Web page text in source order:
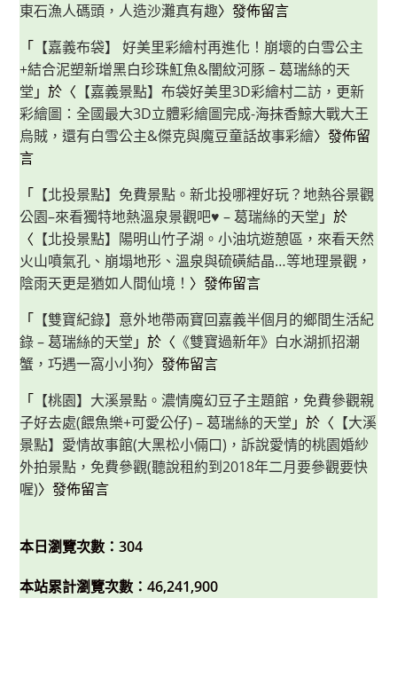
東石漁人碼頭，人造沙灘真有趣〉發佈留言
「 【嘉義布袋】 好美里彩繪村再進化！崩壞的白雪公主
+結合泥塑新增黑白珍珠魟魚&闇紋河豚 – 葛瑞絲的天
堂 」於〈 【嘉義景點】布袋好美里3D彩繪村二訪，更新
彩繪圖：全國最大3D立體彩繪圖完成-海抹香鯨大戰大王
烏賊，還有白雪公主&傑克與魔豆童話故事彩繪〉發佈留
言
「 【北投景點】免費景點。新北投哪裡好玩？地熱谷景觀
公園–來看獨特地熱溫泉景觀吧♥ – 葛瑞絲的天堂 」於
〈 【北投景點】陽明山竹子湖。小油坑遊憩區，來看天然
火山噴氣孔、崩塌地形、溫泉與硫磺結晶…等地理景觀，
陰雨天更是猶如人間仙境！ 〉發佈留言
「 【雙寶紀錄】意外地帶兩寶回嘉義半個月的鄉間生活紀
錄 – 葛瑞絲的天堂 」於〈 《雙寶過新年》白水湖抓招潮
蟹，巧遇一窩小小狗〉發佈留言
「 【桃園】大溪景點。濃情魔幻豆子主題館，免費參觀親
子好去處(餵魚樂+可愛公仔) – 葛瑞絲的天堂 」於〈 【大溪
景點】愛情故事館(大黑松小倆口)，訴說愛情的桃園婚紗
外拍景點，免費參觀(聽說租約到2018年二月要參觀要快
喔)〉發佈留言
本日瀏覽次數：304
本站累計瀏覽次數：46,241,900